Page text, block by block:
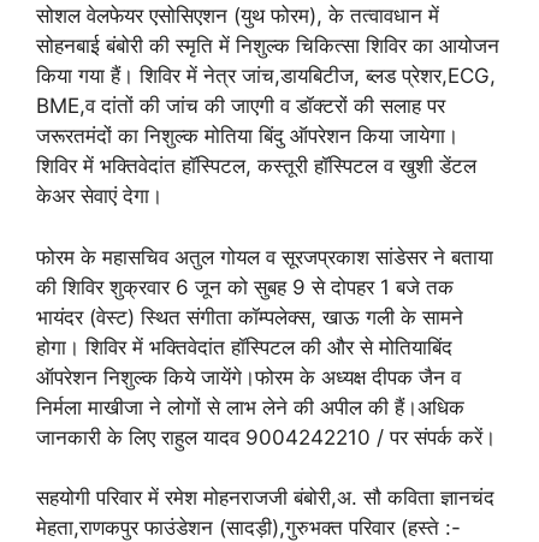
सोशल वेलफेयर एसोसिएशन (युथ फोरम), के तत्वावधान में
सोहनबाई बंबोरी की स्मृति में निशुल्क चिकित्सा शिविर का आयोजन
किया गया हैं। शिविर में नेत्र जांच,डायबिटीज, ब्लड प्रेशर,ECG,
BME,व दांतों की जांच की जाएगी व डॉक्टरों की सलाह पर
जरूरतमंदों का निशुल्क मोतिया बिंदु ऑपरेशन किया जायेगा।
शिविर में भक्तिवेदांत हॉस्पिटल, कस्तूरी हॉस्पिटल व खुशी डेंटल
केअर सेवाएं देगा।
फोरम के महासचिव अतुल गोयल व सूरजप्रकाश सांडेसर ने बताया
की शिविर शुक्रवार 6 जून को सुबह 9 से दोपहर 1 बजे तक
भायंदर (वेस्ट) स्थित संगीता कॉम्पलेक्स, खाऊ गली के सामने
होगा। शिविर में भक्तिवेदांत हॉस्पिटल की और से मोतियाबिंद
ऑपरेशन निशुल्क किये जायेंगे।फोरम के अध्यक्ष दीपक जैन व
निर्मला माखीजा ने लोगों से लाभ लेने की अपील की हैं।अधिक
जानकारी के लिए राहुल यादव 9004242210 / पर संपर्क करें।
सहयोगी परिवार में रमेश मोहनराजजी बंबोरी,अ. सौ कविता ज्ञानचंद
मेहता,राणकपुर फाउंडेशन (सादड़ी),गुरुभक्त परिवार (हस्ते :-